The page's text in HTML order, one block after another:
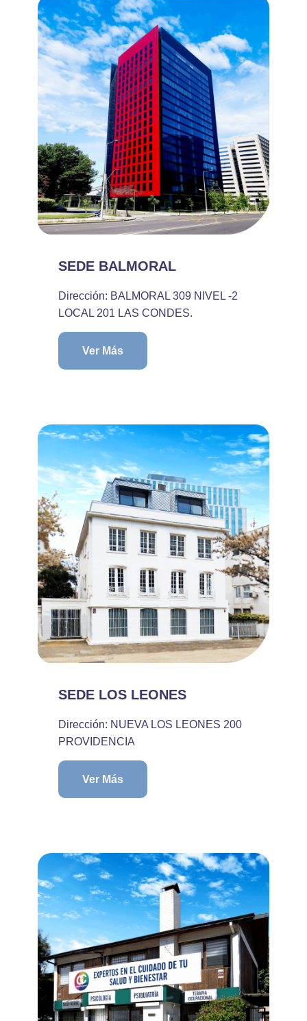
SEDE BALMORAL
Dirección: BALMORAL 309 NIVEL -2
LOCAL 201 LAS CONDES.
Ver Más
SEDE LOS LEONES
Dirección: NUEVA LOS LEONES 200
PROVIDENCIA
Ver Más